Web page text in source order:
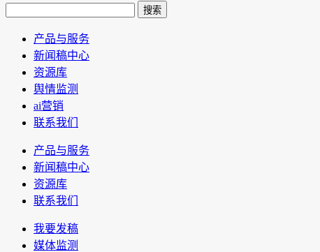
搜索
产品与服务
新闻稿中心
资源库
舆情监测
ai营销
联系我们
产品与服务
新闻稿中心
资源库
联系我们
我要发稿
媒体监测